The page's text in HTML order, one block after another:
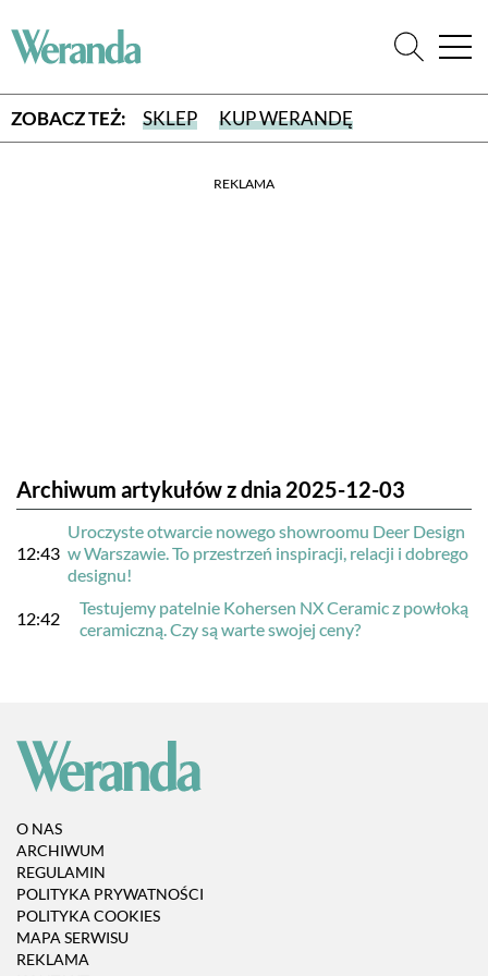
ZOBACZ TEŻ: SKLEP KUP WERANDĘ
REKLAMA
Archiwum artykułów z dnia 2025-12-03
12:43
Uroczyste otwarcie nowego showroomu Deer Design
w Warszawie. To przestrzeń inspiracji, relacji i dobrego
designu!
12:42
Testujemy patelnie Kohersen NX Ceramic z powłoką
ceramiczną. Czy są warte swojej ceny?
O NAS
ARCHIWUM
REGULAMIN
POLITYKA PRYWATNOŚCI
POLITYKA COOKIES
MAPA SERWISU
REKLAMA